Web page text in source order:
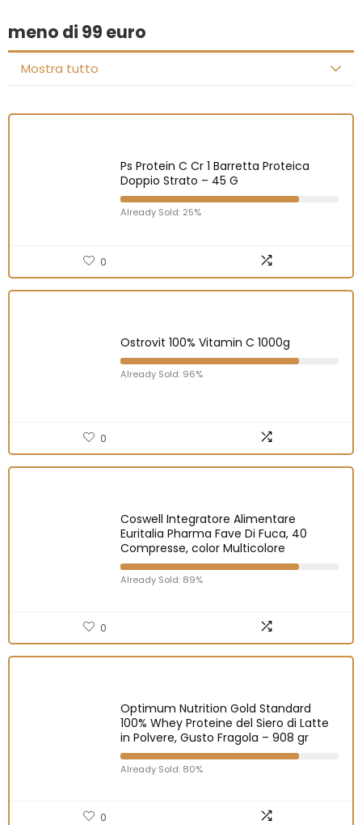
meno di 99 euro
Mostra tutto
Ps Protein C Cr 1 Barretta Proteica
Doppio Strato – 45 G
Already Sold: 25%
0
Ostrovit 100% Vitamin C 1000g
Already Sold: 96%
0
Coswell Integratore Alimentare
Euritalia Pharma Fave Di Fuca, 40
Compresse, color Multicolore
Already Sold: 89%
0
Optimum Nutrition Gold Standard
100% Whey Proteine del Siero di Latte
in Polvere, Gusto Fragola – 908 gr
Already Sold: 80%
0